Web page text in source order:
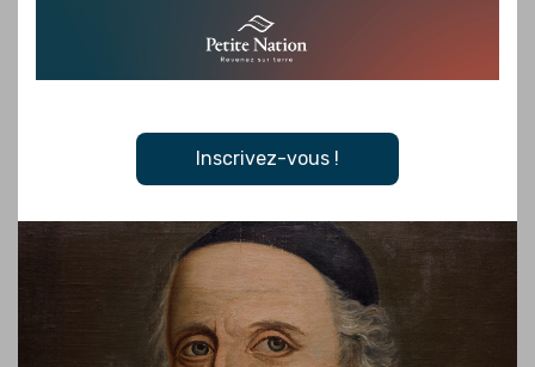
Inscrivez-vous !
censives), y attirer des colons (les censitaires), et veiller à leur
bien-être en construisant routes et aménagements collectifs.
Mais il a d’autres chats à fouetter, et par donation, il charge les